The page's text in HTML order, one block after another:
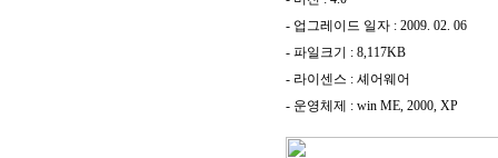
- 업그레이드 일자 : 2009. 02. 06
- 파일크기 : 8,117KB
- 라이센스 : 셰어웨어
- 운영체제 : win ME, 2000, XP